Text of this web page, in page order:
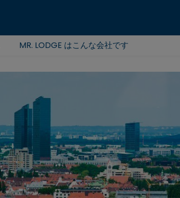
MR. LODGE はこんな会社です